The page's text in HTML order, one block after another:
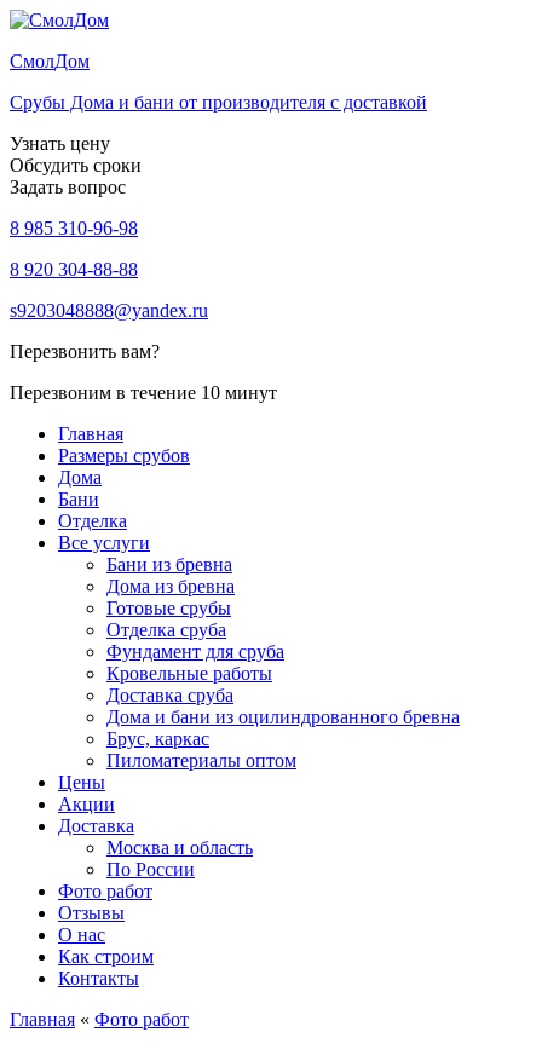
СмолДом
Срубы Дома и бани от производителя с доставкой
Узнать цену
Обсудить сроки
Задать вопрос
8 985 310-96-98
8 920 304-88-88
s9203048888@yandex.ru
Перезвонить вам?
Перезвоним в течение 10 минут
Главная
Размеры срубов
Дома
Бани
Отделка
Все услуги
Бани из бревна
Дома из бревна
Готовые срубы
Отделка сруба
Фундамент для сруба
Кровельные работы
Доставка сруба
Дома и бани из оцилиндрованного бревна
Брус, каркас
Пиломатериалы оптом
Цены
Акции
Доставка
Москва и область
По России
Фото работ
Отзывы
О нас
Как строим
Контакты
Главная « Фото работ